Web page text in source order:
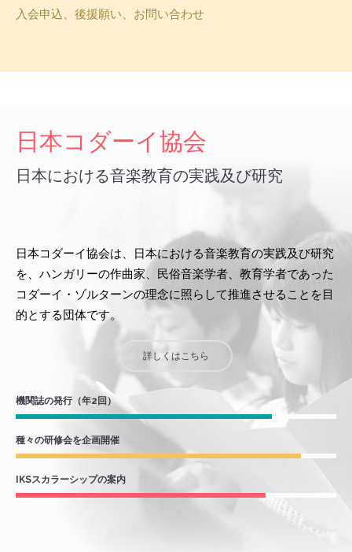
入会申込、後援願い、お問い合わせ
日本コダーイ協会
日本における音楽教育の実践及び研究
日本コダーイ協会は、日本における音楽教育の実践及び研究
を、ハンガリーの作曲家、民俗音楽学者、教育学者であった
コダーイ・ゾルターンの理念に照らして推進させることを目
的とする団体です。
詳しくはこちら
機関誌の発行（年2回）
種々の研修会を企画開催
IKSスカラーシップの案内